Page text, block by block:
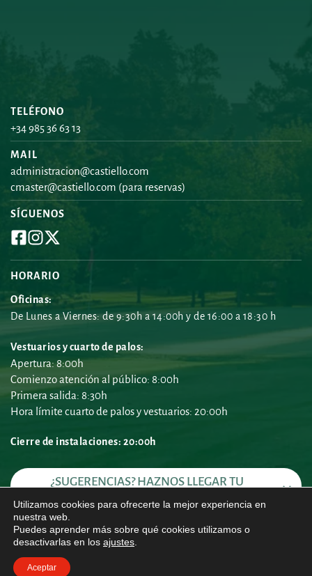
TELÉFONO
+34 985 36 63 13
MAIL
administracion@castiello.com
cmaster@castiello.com (para reservas)
SÍGUENOS
HORARIO
Oficinas:
De Lunes a Viernes: de 9:30h a 14:00h y de 16:00 a 18:30 h
Vestuarios y cuarto de palos:
Apertura: 8:00h
Comienzo atención al público: 8:00h
Primera salida: 8:30h
Hora límite cuarto de palos y vestuarios: 20:00h
Cierre de instalaciones: 20:00h
¿SUGERENCIAS? HAZNOS LLEGAR TU
Utilizamos cookies para ofrecerte la mejor experiencia en
nuestra web.
Puedes aprender más sobre qué cookies utilizamos o
desactivarlas en los ajustes
Aceptar